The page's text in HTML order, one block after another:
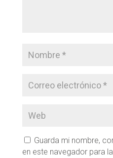
Guarda mi nombre,
en este navegador para